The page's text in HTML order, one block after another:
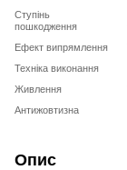
Ступінь
пошкодження
Ефект випрямлення
Техніка виконання
Живлення
Антижовтизна
Опис